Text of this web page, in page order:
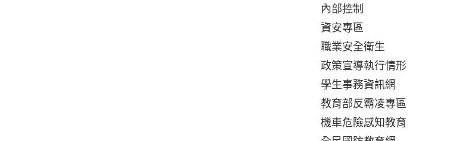
內部控制
資安專區
職業安全衛生
政策宣導執行情形
學生事務資訊網
教育部反霸凌專區
機車危險感知教育